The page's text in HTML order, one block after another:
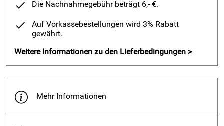
"FinnRelax" Naturform
UVP 164.90€
Die Nachnahmegebühr beträgt 6,- €.
Auf Vorkassebestellungen wird 3% Rabatt
gewährt.
Weitere Informationen zu den Lieferbedingungen >
Mehr Informationen